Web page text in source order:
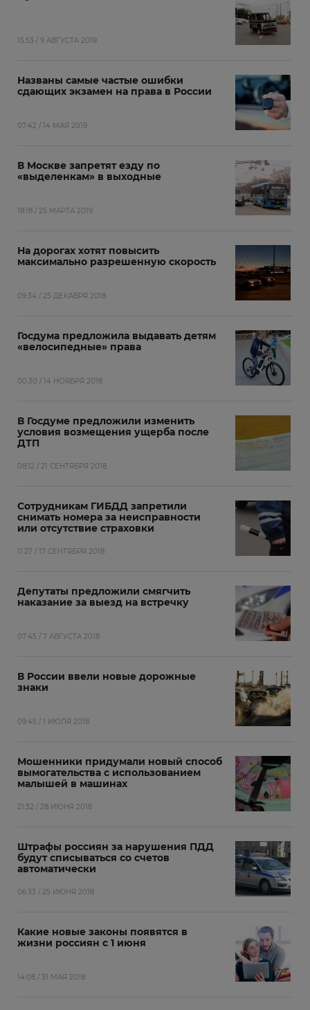
15:53 / 9 АВГУСТА 2019
Названы самые частые ошибки
сдающих экзамен на права в России
07:42 / 14 МАЯ 2019
В Москве запретят езду по
«выделенкам» в выходные
18:18 / 25 МАРТА 2019
На дорогах хотят повысить
максимально разрешенную скорость
09:34 / 25 ДЕКАБРЯ 2018
Госдума предложила выдавать детям
«велосипедные» права
00:30 / 14 НОЯБРЯ 2018
В Госдуме предложили изменить
условия возмещения ущерба после
ДТП
08:12 / 21 СЕНТЯБРЯ 2018
Сотрудникам ГИБДД запретили
снимать номера за неисправности
или отсутствие страховки
11:27 / 17 СЕНТЯБРЯ 2018
Депутаты предложили смягчить
наказание за выезд на встречку
07:45 / 7 АВГУСТА 2018
В России ввели новые дорожные
знаки
09:45 / 1 ИЮЛЯ 2018
Мошенники придумали новый способ
вымогательства с использованием
малышей в машинах
21:32 / 28 ИЮНЯ 2018
Штрафы россиян за нарушения ПДД
будут списываться со счетов
автоматически
06:33 / 25 ИЮНЯ 2018
Какие новые законы появятся в
жизни россиян с 1 июня
14:08 / 31 МАЯ 2018